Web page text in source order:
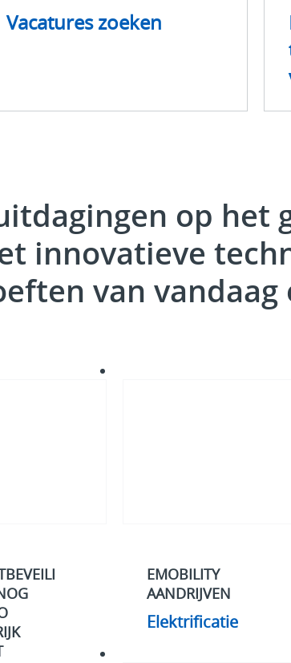
Vacatures zoeken
op het
innovatieve
van vandaag
EMOBILITY
AANDRIJVEN
Elektrificatie